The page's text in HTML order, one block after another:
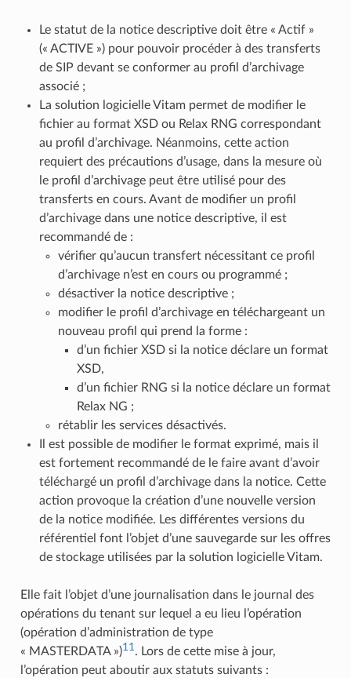
Le statut de la notice descriptive doit être « Actif »
(« ACTIVE ») pour pouvoir procéder à des transferts
de SIP devant se conformer au profil d’archivage
associé ;
La solution logicielle Vitam permet de modifier le
fichier au format XSD ou Relax RNG correspondant
au profil d’archivage. Néanmoins, cette action
requiert des précautions d’usage, dans la mesure où
le profil d’archivage peut être utilisé pour des
transferts en cours. Avant de modifier un profil
d’archivage dans une notice descriptive, il est
recommandé de :
vérifier qu’aucun transfert nécessitant ce profil
d’archivage n’est en cours ou programmé ;
désactiver la notice descriptive ;
modifier le profil d’archivage en téléchargeant un
nouveau profil qui prend la forme :
d’un fichier XSD si la notice déclare un format
XSD,
d’un fichier RNG si la notice déclare un format
Relax NG ;
rétablir les services désactivés.
Il est possible de modifier le format exprimé, mais il
est fortement recommandé de le faire avant d’avoir
téléchargé un profil d’archivage dans la notice. Cette
action provoque la création d’une nouvelle version
de la notice modifiée. Les différentes versions du
référentiel font l’objet d’une sauvegarde sur les offres
de stockage utilisées par la solution logicielle Vitam.
Elle fait l’objet d’une journalisation dans le journal des
opérations du tenant sur lequel a eu lieu l’opération
(opération d’administration de type
« MASTERDATA »)11. Lors de cette mise à jour,
l’opération peut aboutir aux statuts suivants :